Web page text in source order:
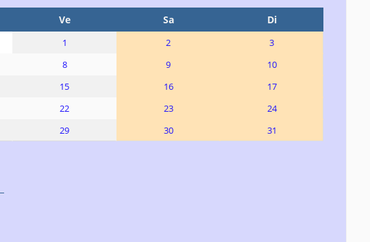
Ve Sa Di
1 2
3
8 9
10
15 16
17
22 23
24
29 30 31